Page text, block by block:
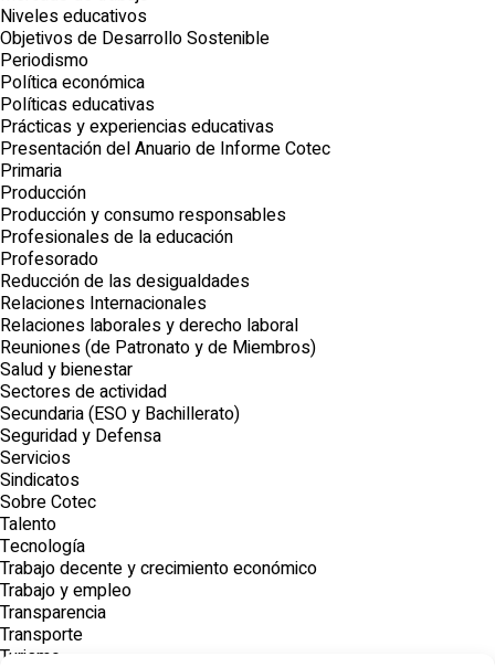
Niveles educativos
Objetivos de Desarrollo Sostenible
Periodismo
Política económica
Políticas educativas
Prácticas y experiencias educativas
Presentación del Anuario de Informe Cotec
Primaria
Producción
Producción y consumo responsables
Profesionales de la educación
Profesorado
Reducción de las desigualdades
Relaciones Internacionales
Relaciones laborales y derecho laboral
Reuniones (de Patronato y de Miembros)
Salud y bienestar
Sectores de actividad
Secundaria (ESO y Bachillerato)
Seguridad y Defensa
Servicios
Sindicatos
Sobre Cotec
Talento
Tecnología
Trabajo decente y crecimiento económico
Trabajo y empleo
Transparencia
Transporte
Turismo